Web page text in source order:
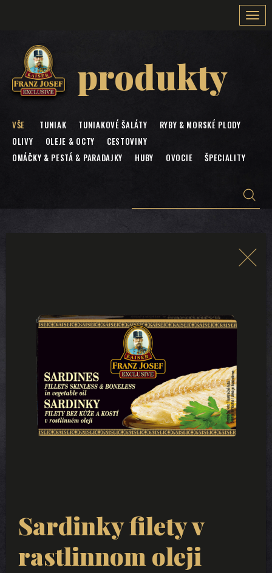
produkty
VŠE TUNIAK TUNIAKOVÉ ŠALÁTY
RYBY & MORSKÉ PLODY
OLIVY
OLEJE & OCTY
CESTOVINY
OMÁČKY & PESTÁ & PARADAJKY
HUBY OVOCIE ŠPECIALITY
Sardinky filety v
rastlinnom oleji